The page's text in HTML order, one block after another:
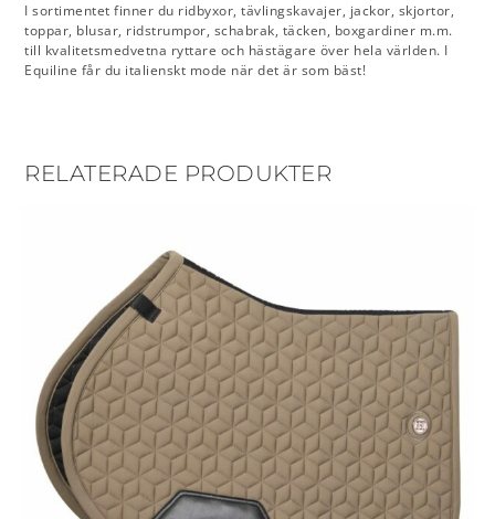
I sortimentet finner du ridbyxor, tävlingskavajer, jackor, skjortor,
toppar, blusar, ridstrumpor, schabrak, täcken, boxgardiner m.m.
till kvalitetsmedvetna ryttare och hästägare över hela världen. I
Equiline får du italienskt mode när det är som bäst!
RELATERADE PRODUKTER